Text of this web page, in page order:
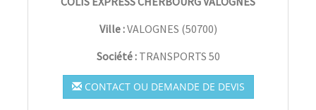
Ville :VALOGNES (50700)
Société : TRANSPORTS 50
CONTACT OU DEMANDE DE DEVIS